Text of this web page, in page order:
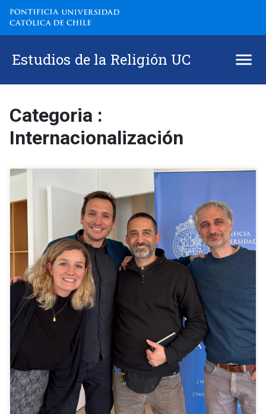
Estudios de la Religión UC
Categoria :
Internacionalización